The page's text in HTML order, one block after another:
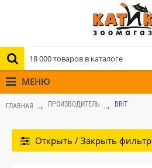
МЕНЮ
ГЛАВНАЯ ПРОИЗВОДИТЕЛЬ BRIT
Открыть / Закрыть фильтр